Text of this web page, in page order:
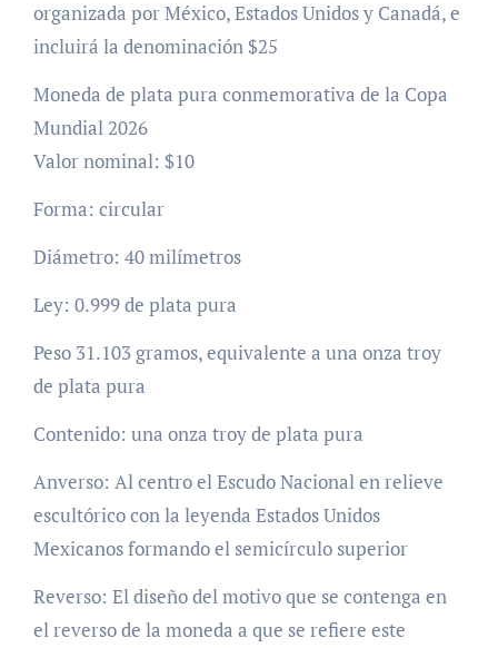
organizada por México, Estados Unidos y Canadá, e
incluirá la denominación $25
Moneda de plata pura conmemorativa de la Copa
Mundial 2026
Valor nominal: $10
Forma: circular
Diámetro: 40 milímetros
Ley: 0.999 de plata pura
Peso 31.103 gramos, equivalente a una onza troy
de plata pura
Contenido: una onza troy de plata pura
Anverso: Al centro el Escudo Nacional en relieve
escultórico con la leyenda Estados Unidos
Mexicanos formando el semicírculo superior
Reverso: El diseño del motivo que se contenga en
el reverso de la moneda a que se refiere este